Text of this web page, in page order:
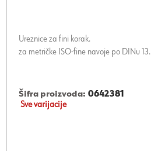
Ureznice za fini korak.
za metričke ISO-fine navoje po DINu 13.
Šifra proizvoda: 0642381
Sve varijacije